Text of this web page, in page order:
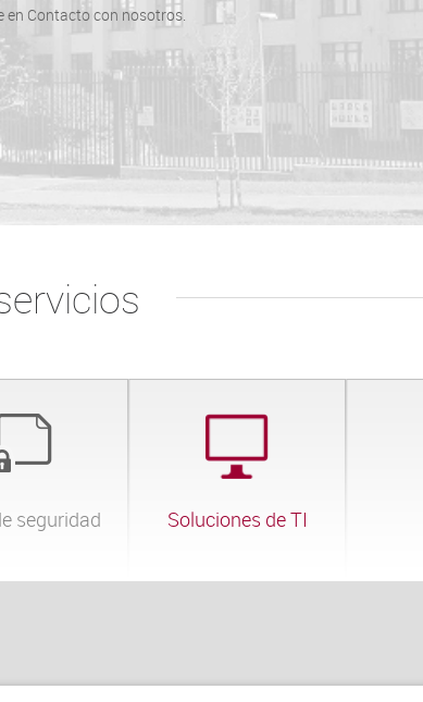
en Contacto con nosotros.
seguridad Soluciones de TI